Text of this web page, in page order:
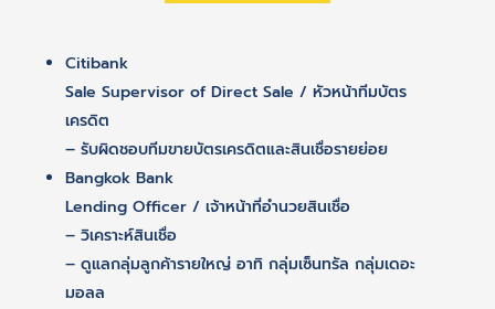
Citibank
Sale Supervisor of Direct Sale / หัวหน้าทีมบัตร
เครดิต
– รับผิดชอบทีมขายบัตรเครดิตและสินเชื่อรายย่อย
Bangkok Bank
Lending Officer / เจ้าหน้าที่อำนวยสินเชื่อ
– วิเคราะห์สินเชื่อ
– ดูแลกลุ่มลูกค้ารายใหญ่ อาทิ กลุ่มเซ็นทรัล กลุ่มเดอะ
มอลล